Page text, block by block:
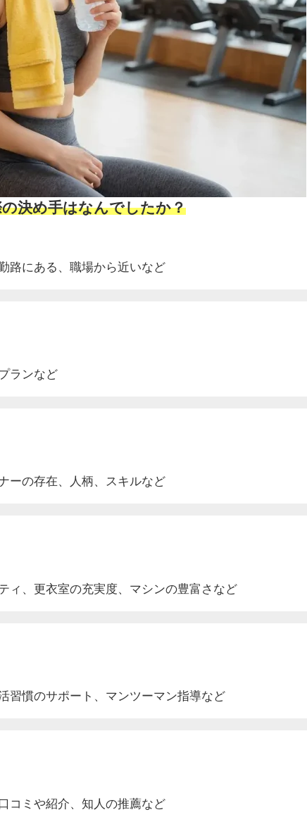
決め手はなんでしたか？
路にある、職場から近いなど
ランなど
ーの存在、人柄、スキルなど
ィ、更衣室の充実度 、マシンの豊富さなど
習慣のサポート 、マンツーマン指導など
コミや紹介 、知人の推薦など